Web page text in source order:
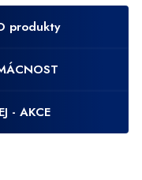
produkty
- AKCE